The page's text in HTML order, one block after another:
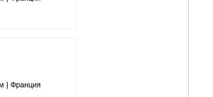
| Франция